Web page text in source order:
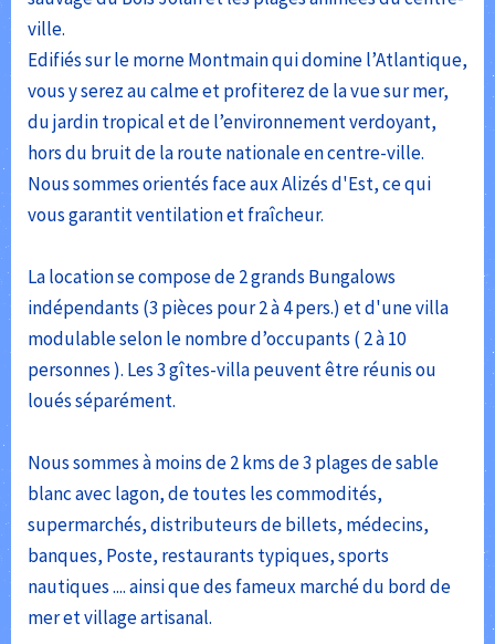
ville.
Edifiés sur le morne Montmain qui domine l’Atlantique,
vous y serez au calme et profiterez de la vue sur mer,
du jardin tropical et de l’environnement verdoyant,
hors du bruit de la route nationale en centre-ville.
Nous sommes orientés face aux Alizés d'Est, ce qui
vous garantit ventilation et fraîcheur.
La location se compose de 2 grands Bungalows
indépendants (3 pièces pour 2 à 4 pers.) et d'une villa
modulable selon le nombre d’occupants ( 2 à 10
personnes ). Les 3 gîtes-villa peuvent être réunis ou
loués séparément.
Nous sommes à moins de 2 kms de 3 plages de sable
blanc avec lagon, de toutes les commodités,
supermarchés, distributeurs de billets, médecins,
banques, Poste, restaurants typiques, sports
nautiques .... ainsi que des fameux marché du bord de
mer et village artisanal.